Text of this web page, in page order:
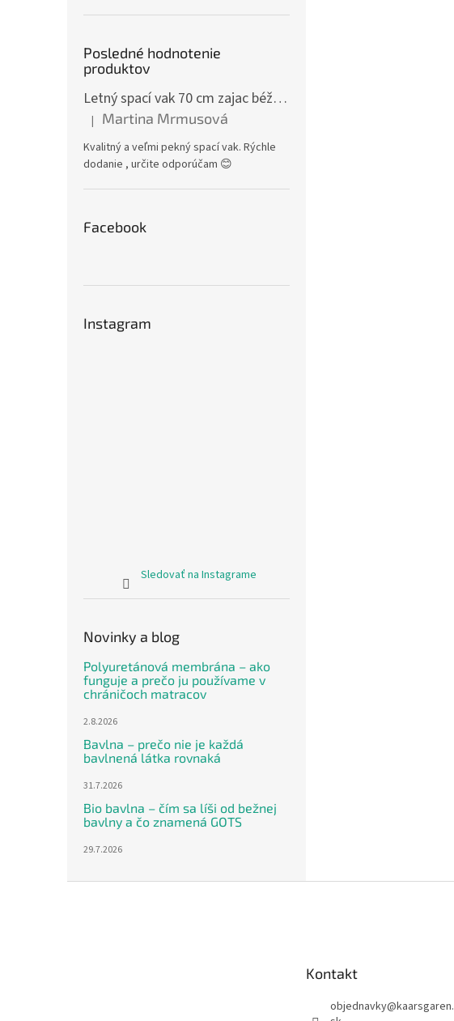
Posledné hodnotenie
produktov
Letný spací vak 70 cm zajac béžový zips na boku
Hodnotenie produktu je 5 z 5 hviezdičiek.
| Martina Mrmusová
Kvalitný a veľmi pekný spací vak. Rýchle
dodanie , určite odporúčam 😊
Facebook
Instagram
Sledovať na Instagrame
Novinky a blog
Polyuretánová membrána – ako
funguje a prečo ju používame v
chráničoch matracov
2.8.2026
Bavlna – prečo nie je každá
bavlnená látka rovnaká
31.7.2026
Bio bavlna – čím sa líši od bežnej
bavlny a čo znamená GOTS
29.7.2026
Kontakt
objednavky@kaarsgaren.